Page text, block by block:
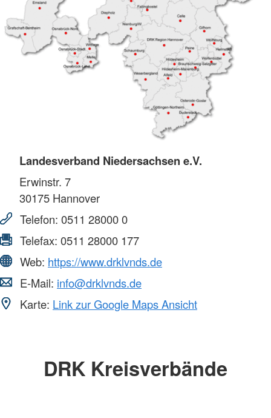
Landesverband Niedersachsen e.V.
Erwinstr. 7
30175 Hannover
Telefon: 0511 28000 0
Telefax: 0511 28000 177
Web: https://www.drklvnds.de
E-Mail: info@drklvnds.de
Karte: Link zur Google Maps Ansicht
DRK Kreisverbände